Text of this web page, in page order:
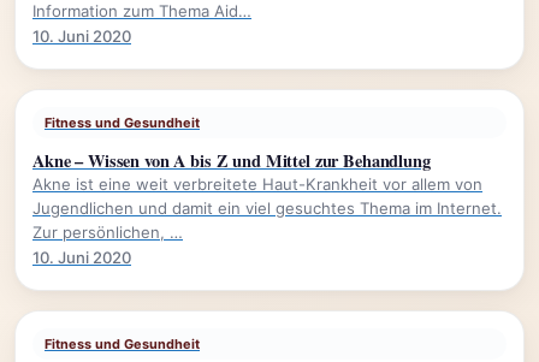
Information zum Thema Aid…
10. Juni 2020
Fitness und Gesundheit
Akne – Wissen von A bis Z und Mittel zur Behandlung
Akne ist eine weit verbreitete Haut-Krankheit vor allem von
Jugendlichen und damit ein viel gesuchtes Thema im Internet.
Zur persönlichen, …
10. Juni 2020
Fitness und Gesundheit